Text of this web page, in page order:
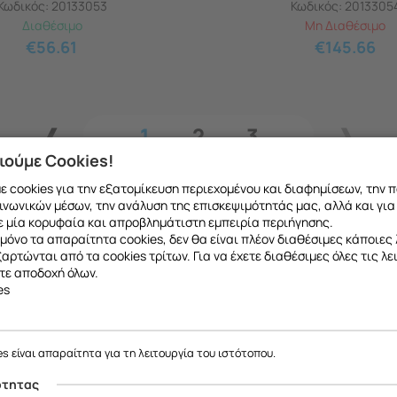
20133053
Διαθέσιμο
€56.61
Κωδικός:
Μη Διαθέσιμο
€145.66
1 2 3
ανταλλακτικό που θέλετε μπορείτε να
μιλήσετε με εξειδικευμένο συνεργάτη
Cookies!
cookies για την εξατομίκευση περιεχομένου και διαφημίσεων, την
μέσων, την ανάλυση της επισκεψιμότητάς μας, αλλά και
κορυφαία και απροβλημάτιστη εμπειρία περιήγησης.
τα απαραίτητα cookies, δεν θα είναι πλέον διαθέσιμες κάποιες
από τα cookies τρίτων. Για να έχετε διαθέσιμες όλες τις
αποδοχή όλων.
είναι απαραίτητα για τη λειτουργία του ιστότοπου.
να σας ενημερώσουμε ότι η επιχείρησή μας θα παραμείνει κλειστή
έως και 18/08, λόγω καλοκαιρινών διακοπών.
Θα είμαστε ξανά κοντά σας από19/08.